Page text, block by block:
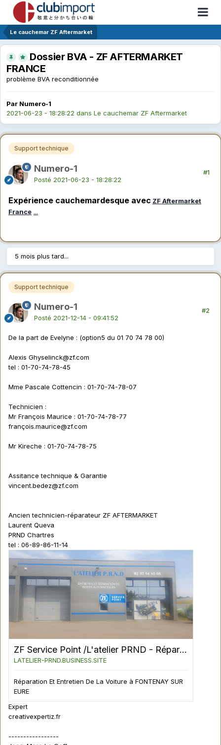
Le cauchemar ZF Aftermarket
Dossier BVA - ZF AFTERMARKET
FRANCE
problème BVA reconditionnée
Par Numero-1
2021-06-23 - 18:28:22 dans Le cauchemar ZF Aftermarket
Support technique
Numero-1
Posté 2021-06-23 - 18:28:22
#1
Expérience cauchemardesque avec ZF Aftermarket
France ...
5 mois plus tard...
Support technique
Numero-1
Posté 2021-12-14 - 09:41:52
#2
De la part de Evelyne : (option5 du 01 70 74 78 00)
Alexis Ghyselinck@zf.com
tel : 01-70-74-78-45
Mme Pascale Cottencin : 01-70-74-78-07
Technicien :
Mr François Maurice : 01-70-74-78-77
françois.maurice@zf.com
Mr Kireche : 01-70-74-78-75
Assitance technique & Garantie
vincent.bedez@zf.com
Ancien technicien-réparateur ZF AFTERMARKET
Laurent Queva
PRND Chartres
tel : 06-89-86-11-14
ZF Service Point /L'atelier PRND - Réparation Et Entretien De La Voiture à FONTENAY SUR EURE
LATELIER-PRND.BUSINESS.SITE
Réparation Et Entretien De La Voiture à FONTENAY SUR
EURE
Expert
creativexpertiz.fr
-----------------